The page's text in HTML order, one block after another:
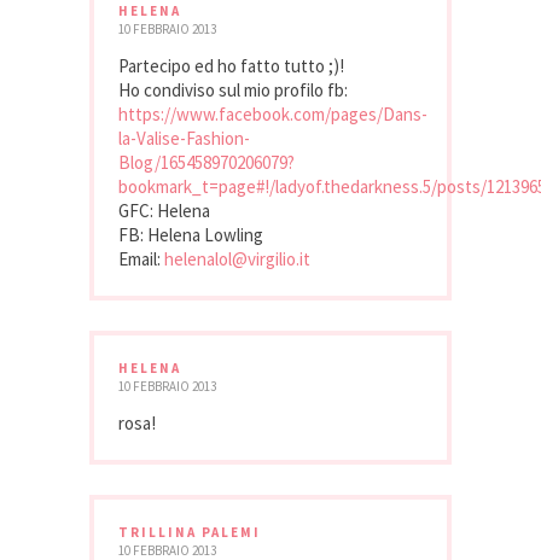
HELENA
10 FEBBRAIO 2013
Partecipo ed ho fatto tutto ;)!
Ho condiviso sul mio profilo fb:
https://www.facebook.com/pages/Dans-
la-Valise-Fashion-
Blog/165458970206079?
bookmark_t=page#!/ladyof.thedarkness.5/posts/
GFC: Helena
FB: Helena Lowling
Email: helenalol@virgilio.it
HELENA
10 FEBBRAIO 2013
rosa!
TRILLINA PALEMI
10 FEBBRAIO 2013